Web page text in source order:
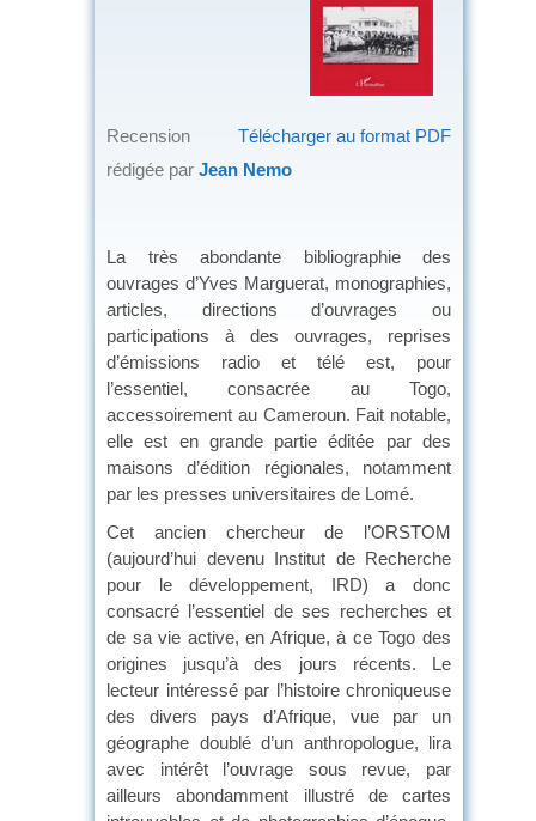
Télécharger au format PDF
Recension
rédigée par Jean Nemo
La très abondante bibliographie des
ouvrages d’Yves Marguerat, monographies,
articles, directions d’ouvrages ou
participations à des ouvrages, reprises
d’émissions radio et télé est, pour
l’essentiel, consacrée au Togo,
accessoirement au Cameroun. Fait notable,
elle est en grande partie éditée par des
maisons d’édition régionales, notamment
par les presses universitaires de Lomé.
Cet ancien chercheur de l’ORSTOM
(aujourd’hui devenu Institut de Recherche
pour le développement, IRD) a donc
consacré l’essentiel de ses recherches et
de sa vie active, en Afrique, à ce Togo des
origines jusqu’à des jours récents. Le
lecteur intéressé par l’histoire chroniqueuse
des divers pays d’Afrique, vue par un
géographe doublé d’un anthropologue, lira
avec intérêt l’ouvrage sous revue, par
ailleurs abondamment illustré de cartes